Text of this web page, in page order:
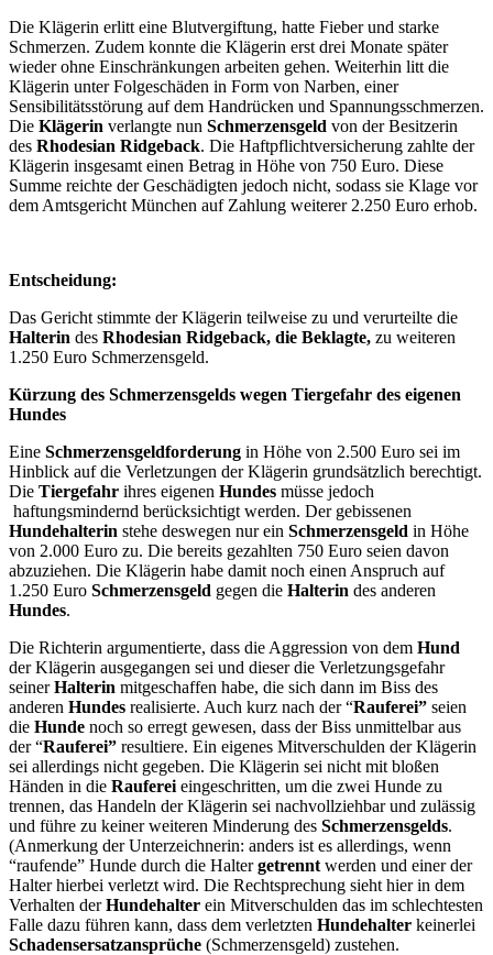
Die Klägerin erlitt eine Blutvergiftung, hatte Fieber und starke
Schmerzen. Zudem konnte die Klägerin erst drei Monate später
wieder ohne Einschränkungen arbeiten gehen. Weiterhin litt die
Klägerin unter Folgeschäden in Form von Narben, einer
Sensibilitätsstörung auf dem Handrücken und Spannungsschmerzen.
Die Klägerin verlangte nun Schmerzensgeld von der Besitzerin
des Rhodesian Ridgeback. Die Haftpflichtversicherung zahlte der
Klägerin insgesamt einen Betrag in Höhe von 750 Euro. Diese
Summe reichte der Geschädigten jedoch nicht, sodass sie Klage vor
dem Amtsgericht München auf Zahlung weiterer 2.250 Euro erhob.
Entscheidung:
Das Gericht stimmte der Klägerin teilweise zu und verurteilte die
Halterin des Rhodesian Ridgeback, die Beklagte, zu weiteren
1.250 Euro Schmerzensgeld.
Kürzung des Schmerzensgelds wegen Tiergefahr des eigenen
Hundes
Eine Schmerzensgeldforderung in Höhe von 2.500 Euro sei im
Hinblick auf die Verletzungen der Klägerin grundsätzlich berechtigt.
Die Tiergefahr ihres eigenen Hundes müsse jedoch
haftungsmindernd berücksichtigt werden. Der gebissenen
Hundehalterin stehe deswegen nur ein Schmerzensgeld in Höhe
von 2.000 Euro zu. Die bereits gezahlten 750 Euro seien davon
abzuziehen. Die Klägerin habe damit noch einen Anspruch auf
1.250 Euro Schmerzensgeld gegen die Halterin des anderen
Hundes.
Die Richterin argumentierte, dass die Aggression von dem Hund
der Klägerin ausgegangen sei und dieser die Verletzungsgefahr
seinerHalterin mitgeschaffen habe, die sich dann im Biss des
anderen Hundes realisierte. Auch kurz nach der “Rauferei” seien
die Hunde noch so erregt gewesen, dass der Biss unmittelbar aus
der “Rauferei” resultiere. Ein eigenes Mitverschulden der Klägerin
sei allerdings nicht gegeben. Die Klägerin sei nicht mit bloßen
Händen in die Rauferei eingeschritten, um die zwei Hunde zu
trennen, das Handeln der Klägerin sei nachvollziehbar und zulässig
und führe zu keiner weiteren Minderung des Schmerzensgelds.
(Anmerkung der Unterzeichnerin: anders ist es allerdings, wenn
“raufende” Hunde durch die Haltergetrennt werden und einer der
Halter hierbei verletzt wird. Die Rechtsprechung sieht hier in dem
Verhalten derHundehalter ein Mitverschulden das im schlechtesten
Falle dazu führen kann, dass dem verletzten Hundehalter keinerlei
Schadensersatzansprüche (Schmerzensgeld) zustehen.